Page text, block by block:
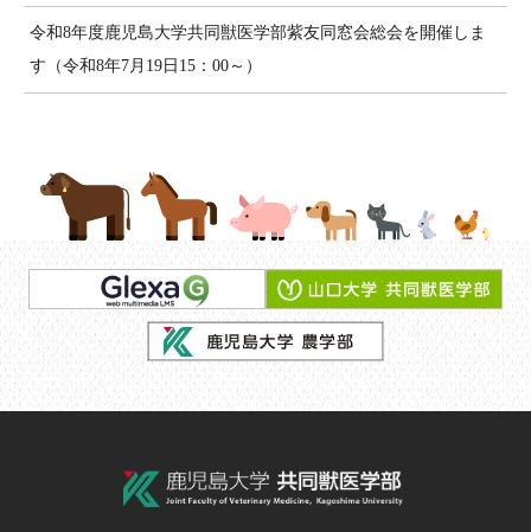
令和8年度鹿児島大学共同獣医学部紫友同窓会総会を開催しま
す（令和8年7月19日15：00～）